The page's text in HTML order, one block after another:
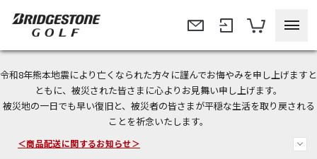
令和8年熊本地震により亡くなられた方々に謹んでお悔やみを申し上げますと
ともに、被災された皆さまに心よりお見舞い申し上げます。
被災地の一日でも早い復旧と、被災者の皆さまが平穏な生活を取り戻される
ことを祈念いたします。
＜夏季休暇中のご注文・発送・お問い合わせ＞
今なら新規会員登録で1,000円OFFクーポンプレゼント！
＜商品配送に関するお知らせ＞